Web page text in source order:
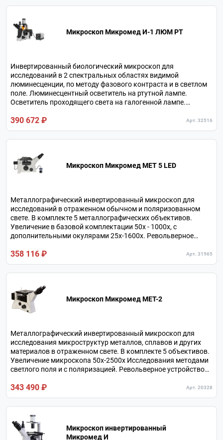
объективов.
Микроскоп Микромед И-1 ЛЮМ РТ
Инвертированный биологический микроскоп для
исследований в 2 спектральных областях видимой
люминесценции, по методу фазового контраста и в светлом
поле. Люминесцентный осветитель на ртутной лампе.
Осветитель проходящего света на галогенной лампе.
дополнительной оптикой 20х-960х. Тринокулярная
визуальная насадка. Револьверное устройство на 5
объективов.
390 672 ₽ Арт. 32516
Микроскоп Микромед МЕТ 5 LED
Металлографический инвертированный микроскоп для
исследований в отраженном обычном и поляризованном
свете. В комплекте 5 металлографических объективов.
Увеличение в базовой комплектации 50х - 1000х, с
дополнительными окулярами 25х-1600х. Револьверное
визуализации для камеры. Предметный столик допускает
нагрузку до 5 кг.
358 116 ₽ Арт. 31965
Микроскоп Микромед МЕТ-2
Металлографический инвертированный микроскоп для
исследования микроструктур металлов, сплавов и других
материалов в отраженном свете. В комплекте 5 объективов.
Увеличение микроскопа 50х-2500х Исследования методами
светлого поля и c поляризацией. Револьверное устройство
подключения камеры.
343 490 ₽ Арт. 20328
Микроскоп инвертированный
Микромед И